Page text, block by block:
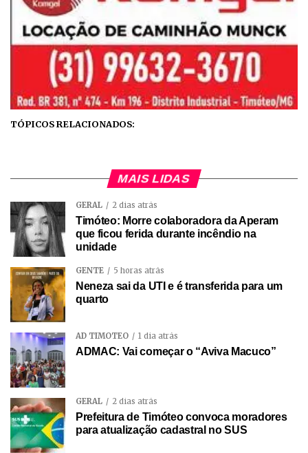
TÓPICOS RELACIONADOS:
MAIS LIDAS
GERAL 2 dias atrás
Timóteo: Morre colaboradora da Aperam
que ficou ferida durante incêndio na
unidade
GENTE 5 horas atrás
Neneza sai da UTI e é transferida para um
quarto
AD TIMÓTEO 1 dia atrás
ADMAC: Vai começar o “Aviva Macuco”
GERAL 2 dias atrás
Prefeitura de Timóteo convoca moradores
para atualização cadastral no SUS